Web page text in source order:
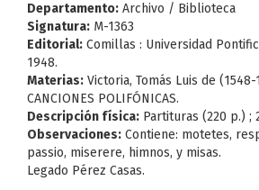
Departamento: Archivo / Biblioteca
Signatura: M-1363
Editorial: Comillas : Universidad
1948.
Materias: Victoria, Tomás Luis de
CANCIONES POLIFÓNICAS.
Descripción física: Partituras (220 p.) ;
Observaciones: Contiene: motetes,
passio, miserere, himnos, y misas.
Legado Pérez Casas.